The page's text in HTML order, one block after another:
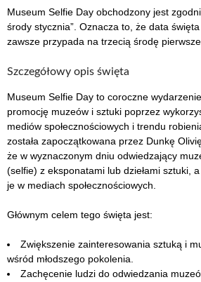
Museum Selfie Day obchodzony jest
środy stycznia”. Oznacza to, że data
zawsze przypada na trzecią środę
Szczegółowy opis święta
Museum Selfie Day to coroczne
promocję muzeów i sztuki poprzez
mediów społecznościowych i trendu
została zapoczątkowana przez Dunkę
że w wyznaczonym dniu odwiedzający
(selfie) z eksponatami lub dziełami sztuki,
je w mediach społecznościowych.
Głównym celem tego święta jest:
Zwiększenie zainteresowania sztuką i
wśród młodszego pokolenia.
Zachęcenie ludzi do odwiedzania